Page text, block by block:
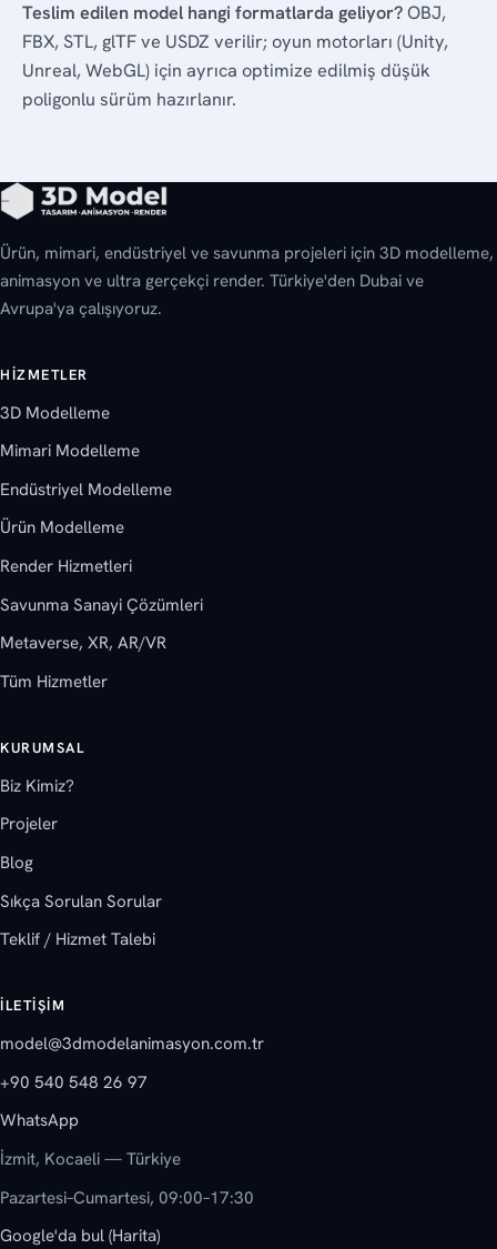
Teslim edilen model hangi formatlarda geliyor?OBJ,
FBX, STL, glTF ve USDZ verilir; oyun motorları (Unity,
Unreal, WebGL) için ayrıca optimize edilmiş düşük
poligonlu sürüm hazırlanır.
Ürün, mimari, endüstriyel ve savunma projeleri için 3D modelleme,
animasyon ve ultra gerçekçi render. Türkiye'den Dubai ve
Avrupa'ya çalışıyoruz.
HIZMETLER
3D Modelleme
Mimari Modelleme
Endüstriyel Modelleme
Ürün Modelleme
Render Hizmetleri
Savunma Sanayi Çözümleri
Metaverse, XR, AR/VR
Tüm Hizmetler
KURUMSAL
Biz Kimiz?
Projeler
Blog
Sıkça Sorulan Sorular
Teklif / Hizmet Talebi
İLETIŞIM
model@3dmodelanimasyon.com.tr
+90 540 548 26 97
WhatsApp
İzmit, Kocaeli — Türkiye
Pazartesi–Cumartesi, 09:00–17:30
Google'da bul (Harita)